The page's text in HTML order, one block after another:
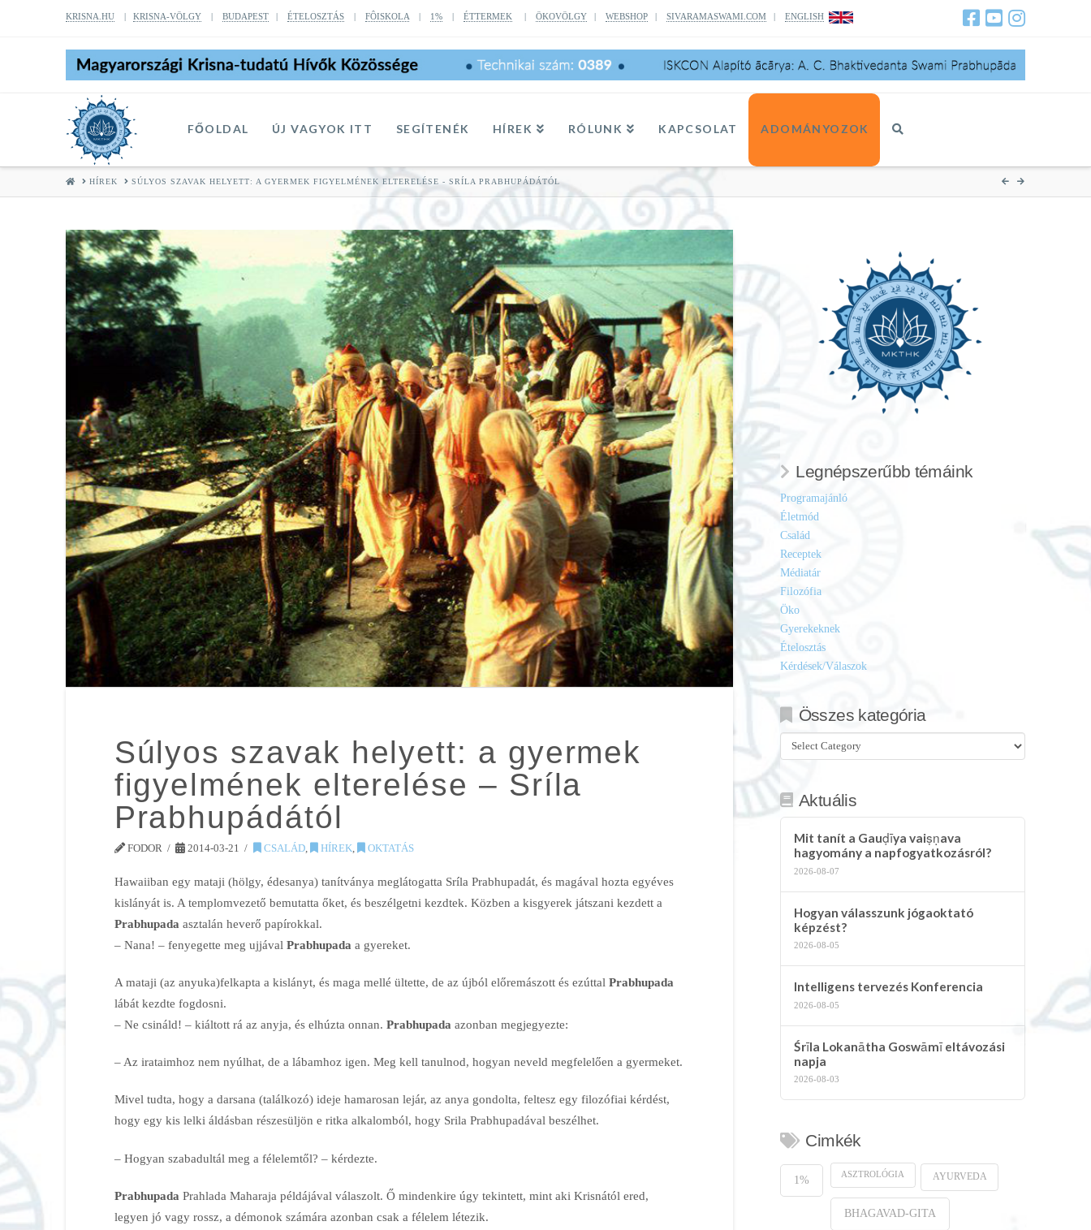
KRISNA.HU| KRISNA-VÖLGY| BUDAPEST| ÉTELOSZTÁS| FÔISKOLA| 1%| ÉTTERMEK | ÖKOVÖLGY| WEBSHOP| SIVARAMASWAMI.COM| ENGLISH
FŐOLDAL ÚJ VAGYOK ITT SEGÍTENÉK HÍREK RÓLUNK KAPCSOLAT ADOMÁNYOZOK
HOMEHÍREK SÚLYOS SZAVAK HELYETT: A GYERMEK FIGYELMÉNEK ELTERELÉSE - SRÍLA PRABHUPÁDÁTÓL
Súlyos szavak helyett: a gyermek
figyelmének elterelése – Sríla
Prabhupádától
FODOR 2014-03-21 CSALÁD, HÍREK, OKTATÁS
Hawaiiban egy mataji (hölgy, édesanya) tanítványa meglátogatta Sríla Prabhupadát, és magával hozta egyéves
kislányát is. A templomvezető bemutatta őket, és beszélgetni kezdtek. Közben a kisgyerek játszani kezdett a
Prabhupada asztalán heverő papírokkal.
– Nana! – fenyegette meg ujjával Prabhupada a gyereket.
A mataji (az anyuka)felkapta a kislányt, és maga mellé ültette, de az újból előremászott és ezúttal Prabhupada
lábát kezdte fogdosni.
– Ne csináld! – kiáltott rá az anyja, és elhúzta onnan. Prabhupada azonban megjegyezte:
– Az irataimhoz nem nyúlhat, de a lábamhoz igen. Meg kell tanulnod, hogyan neveld megfelelően a gyermeket.
Mivel tudta, hogy a darsana (találkozó) ideje hamarosan lejár, az anya gondolta, feltesz egy filozófiai kérdést,
hogy egy kis lelki áldásban részesüljön e ritka alkalomból, hogy Srila Prabhupadával beszélhet.
– Hogyan szabadultál meg a félelemtől? – kérdezte.
Prabhupada Prahlada Maharaja példájával válaszolt. Ő mindenkire úgy tekintett, mint aki Krisnától ered,
legyen jó vagy rossz, a démonok számára azonban csak a félelem létezik.
Legnépszerűbb témáink
Programajánló
Életmód
Család
Receptek
Médiatár
Filozófia
Öko
Gyerekeknek
Ételosztás
Kérdések/Válaszok
Összes kategória
Összes
kategória
Aktuális
Mit tanít a Gauḍīya vaiṣṇava
hagyomány a napfogyatkozásról?
2026-08-07
Hogyan válasszunk jógaoktató
képzést?
2026-08-05
Intelligens tervezés Konferencia
2026-08-05
Śrīla Lokanātha Goswāmī eltávozási
napja
2026-08-03
Cimkék
1% ASZTROLÓGIA AYURVEDA
BHAGAVAD-GITA